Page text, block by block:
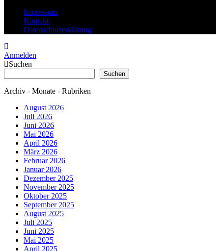
Impressum
Kontakt
Datenschutzerklärung
Anmelden
Suchen
Suchen
Archiv - Monate - Rubriken
August 2026
Juli 2026
Juni 2026
Mai 2026
April 2026
März 2026
Februar 2026
Januar 2026
Dezember 2025
November 2025
Oktober 2025
September 2025
August 2025
Juli 2025
Juni 2025
Mai 2025
April 2025